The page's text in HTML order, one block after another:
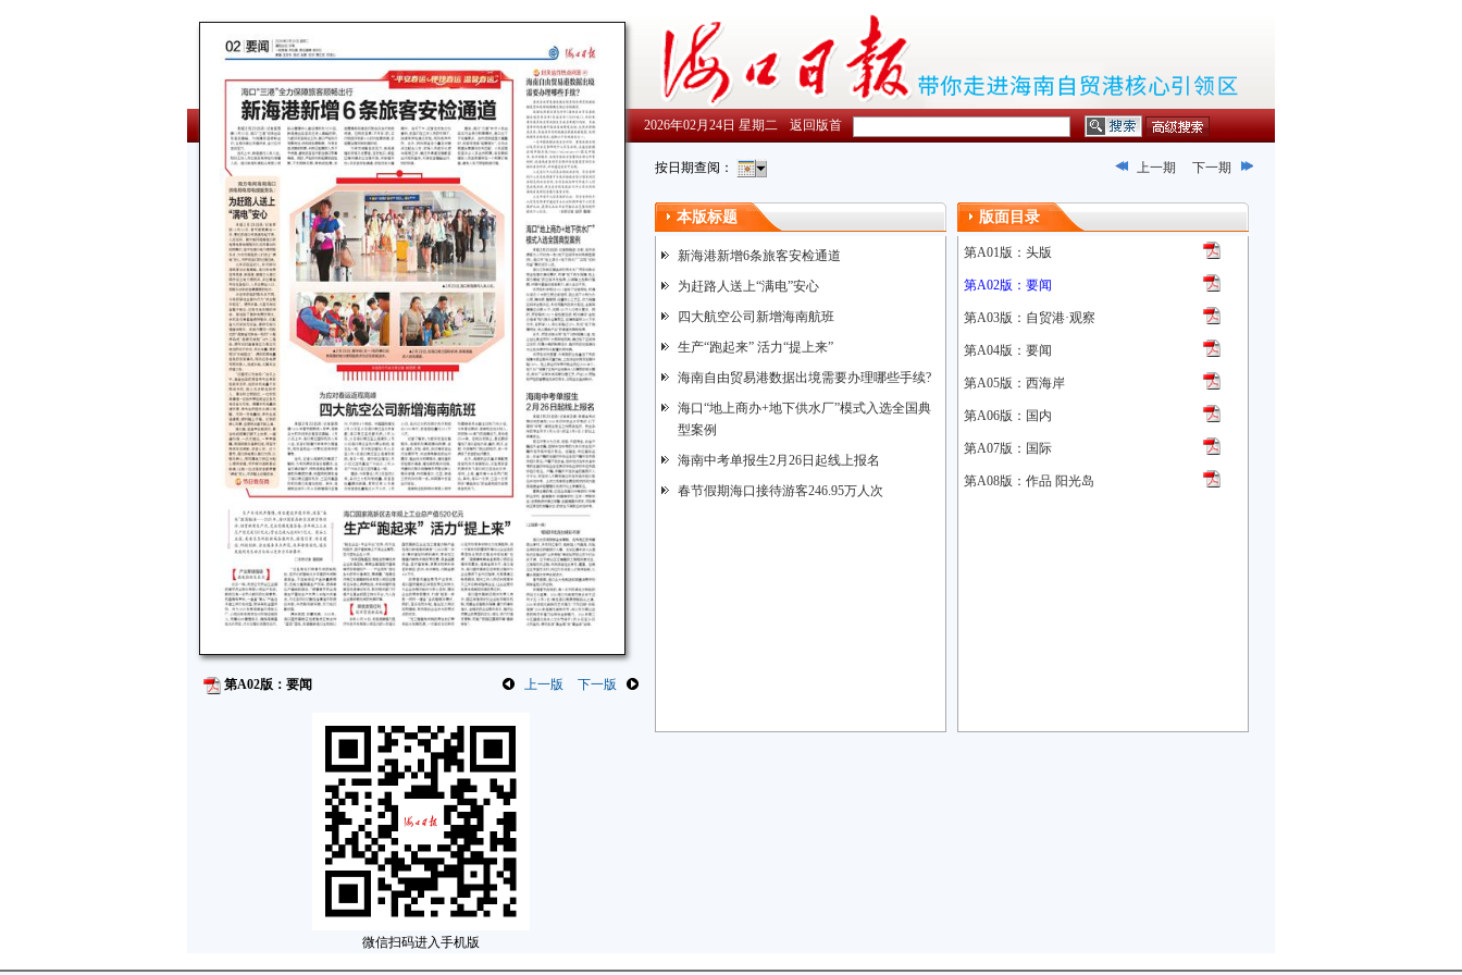
2026年02月24日 星期二 返回版首
第A02版：要闻 上一版 下一版
微信扫码进入手机版
按日期查阅： 上一期 下一期
本版标题
新海港新增6条旅客安检通道
为赶路人送上“满电”安心
四大航空公司新增海南航班
生产“跑起来” 活力“提上来”
海南自由贸易港数据出境需要办理哪些手续?
海口“地上商办+地下供水厂”模式入选全国典
型案例
海南中考单报生2月26日起线上报名
春节假期海口接待游客246.95万人次
版面目录
第A01版：头版
第A02版：要闻
第A03版：自贸港·观察
第A04版：要闻
第A05版：西海岸
第A06版：国内
第A07版：国际
第A08版：作品 阳光岛